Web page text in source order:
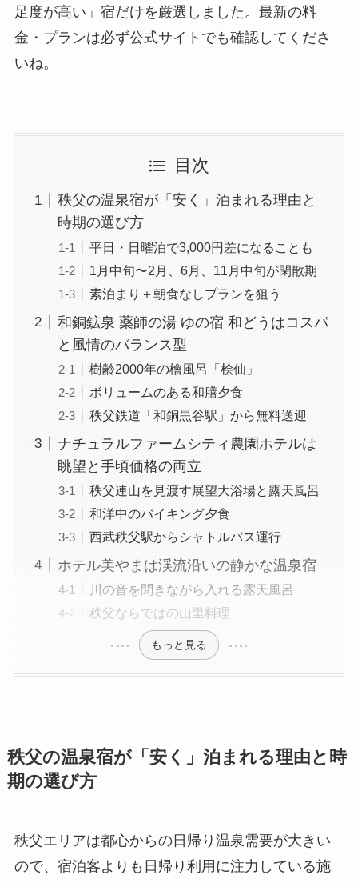
足度が高い」宿だけを厳選しました。最新の料
金・プランは必ず公式サイトでも確認してくださ
いね。
目次
秩父の温泉宿が「安く」泊まれる理由と
時期の選び方
平日・日曜泊で3,000円差になることも
1月中旬〜2月、6月、11月中旬が閑散期
素泊まり＋朝食なしプランを狙う
和銅鉱泉 薬師の湯 ゆの宿 和どうはコスパ
と風情のバランス型
樹齢2000年の檜風呂「桧仙」
ボリュームのある和膳夕食
秩父鉄道「和銅黒谷駅」から無料送迎
ナチュラルファームシティ農園ホテルは
眺望と手頃価格の両立
秩父連山を見渡す展望大浴場と露天風呂
和洋中のバイキング夕食
西武秩父駅からシャトルバス運行
ホテル美やまは渓流沿いの静かな温泉宿
川の音を聞きながら入れる露天風呂
秩父ならではの山里料理
もっと見る
秩父の温泉宿が「安く」泊まれる理由と時
期の選び方
秩父エリアは都心からの日帰り温泉需要が大きい
ので、宿泊客よりも日帰り利用に注力している施